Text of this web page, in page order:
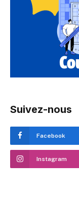
Suivez-nous
Facebook
Instagram